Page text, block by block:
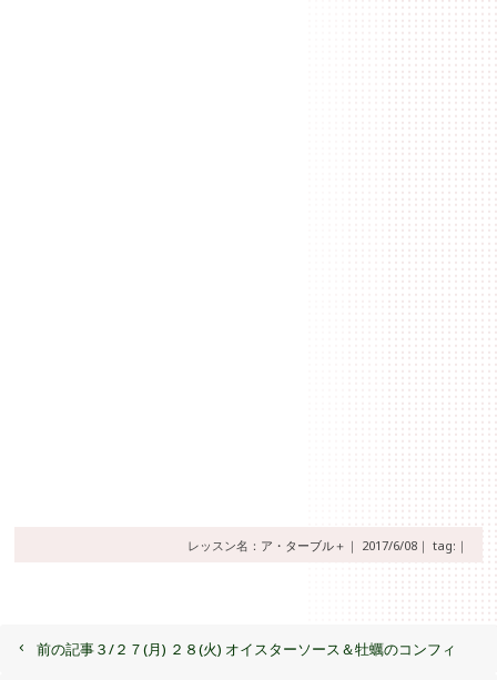
レッスン名： ア・ターブル＋ ｜ 2017/6/08｜ tag:｜
前の記事３/２７(月) ２８(火) オイスターソース＆牡蠣のコンフィ